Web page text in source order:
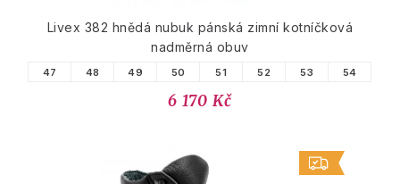
Livex 382 hnědá nubuk pánská zimní kotníčková
nadměrná obuv
47 48 49 50 51 52 53 54
6 170 Kč